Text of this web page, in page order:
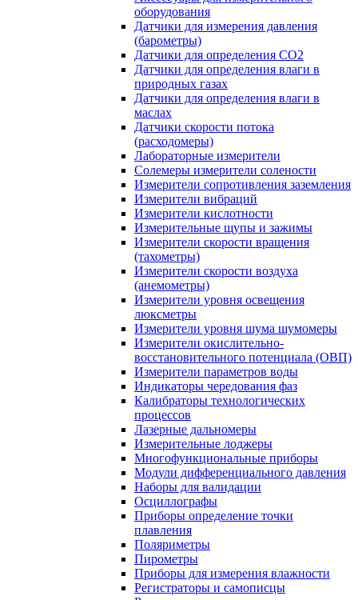
оборудования
Датчики для измерения давления
(барометры)
Датчики для определения CO2
Датчики для определения влаги в
природных газах
Датчики для определения влаги в
маслах
Датчики скорости потока
(расходомеры)
Лабораторные измерители
Солемеры измерители солености
Измерители сопротивления заземления
Измерители вибраций
Измерители кислотности
Измерительные щупы и зажимы
Измерители скорости вращения
(тахометры)
Измерители скорости воздуха
(анемометры)
Измерители уровня освещения
люксметры
Измерители уровня шума шумомеры
Измерители окислительно-
восстановительного потенциала (ОВП)
Измерители параметров воды
Индикаторы чередования фаз
Калибраторы технологических
процессов
Лазерные дальномеры
Измерительные лоджеры
Многофункциональные приборы
Модули дифференциального давления
Наборы для валидации
Осциллографы
Приборы определение точки
плавления
Поляриметры
Пирометры
Приборы для измерения влажности
Регистраторы и самописцы